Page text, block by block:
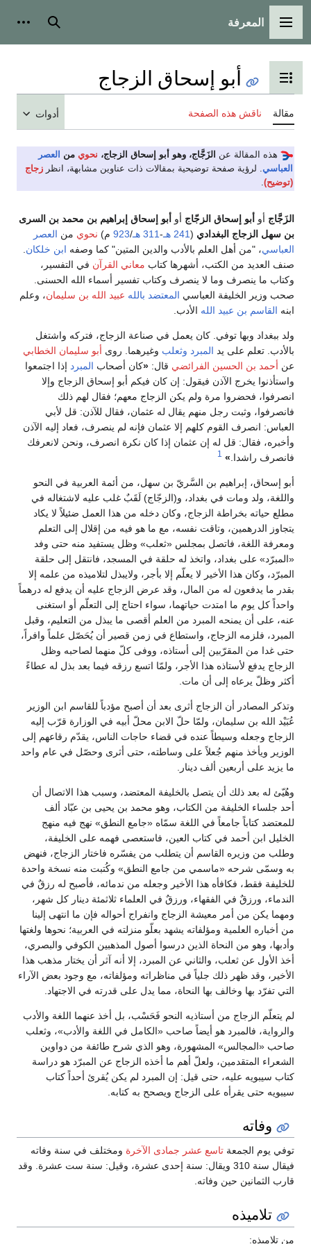
القائمة الرئيسية
المعرفة بحث
تبديل عرض جدول المحتويات
أبو إسحاق الزجاج
مقالة ناقش هذه الصفحة أدوات
هذه المقالة عن الزَجَّاج، وهو أبو إسحاق الزجاج، نحوي من العصر
العباسي. لرؤية صفحة توضيحية بمقالات ذات عناوين مشابهة، انظر زجاج
(توضيح).
الزَجَّاج أو أبو إسحاق الزجّاج أو أبو إسحاق إبراهيم بن محمد بن السرى
بن سهل الزجاج البغدادي ‏(241 هـ -
/
923 م‏) نحوي من العصر
العباسي، "من أهل العلم بالأدب والدين المتين" كما وصفه ابن خلكان
صنف العديد من الكتب، أشهرها كتاب معاني القرآن في التفسير،
وكتاب ما ينصرف وما لا ينصرف وكتاب تفسير أسماء الله الحسنى.
صحب وزير الخليفة العباسي المعتضد بالله عبيد الله بن سليمان، وعلم
ابنه القاسم بن عبيد الله الأدب.
ولد ببغداد وبها توفي. كان يعمل في صناعة الزجاج، فتركه واشتغل
بالأدب. تعلم على يد المبرد وثعلب وغيرهما. روى أبو سليمان الخطابي
عن أحمد بن الحسين الفرائضي قال: «كان أصحاب المبرد إذا اجتمعوا
واستأذنوا يخرج الآذن فيقول: إن كان فيكم أبو إسحاق الزجاج وإلا
انصرفوا، فحضروا مرة ولم يكن الزجاج معهم؛ فقال لهم ذلك
فانصرفوا، وثبت رجل منهم يقال له عثمان، فقال للآذن: قل لأبي
العباس: انصرف القوم كلهم إلا عثمان فإنه لم ينصرف، فعاد إليه الآذن
وأخبره، فقال: قل له إن عثمان إذا كان نكرة انصرف، ونحن لانعرفك
فانصرف راشدا. »
1
أبو إسحاق، إبراهيم بن السَّريّ بن سهل، من أئمة العربية في النحو
واللغة، ولد ومات في بغداد، و(الزجّاج) لَقَبٌ غلب عليه لاشتغاله في
مطلع حياته بخراطة الزجاج، وكان دخله من هذا العمل ضئيلاً لا يكاد
يتجاوز الدرهمين، وتاقت نفسه، مع ما هو فيه من إقلال إلى التعلم
ومعرفة اللغة، فاتصل بمجلس «ثعلب» وظل يستفيد منه حتى وفد
«المبرّد» على بغداد، واتخذ له حلقة في المسجد، فانتقل إلى حلقة
المبرّد، وكان هذا الأخير لا يعلّم إلا بأجر، ولايبذل لتلاميذه من علمه إلا
بقدر ما يدفعون له من المال، وقد عرض الزجاج عليه أن يدفع له درهماً
واحداً كل يوم ما امتدت حياتهما، سواء احتاج إلى التعلّم أو استغنى
عنه، على أن يمنحه المبرد من العلم أقصى ما يبذل من التعليم، وقبل
المبرد، فلزمه الزجاج، واستطاع في زمن قصير أن يُحَصّل علماً وافراً،
حتى غدا من المقرّبين إلى أستاذه، ووفى كلّ منهما لصاحبه وظل
الزجاج يدفع لأستاذه هذا الأجر، ولمّا اتسع رزقه فيما بعد بذل له عطاءً
أكثر وظلّ يرعاه إلى أن مات.
وتذكر المصادر أن الزجاج أثرى بعد أن أصبح مؤدباً للقاسم ابن الوزير
عُبَيْد الله بن سليمان، ولمّا حلّ الابن محلّ أبيه في الوزارة قرّب إليه
الزجاج وجعله وسيطاً عنده في قضاء حاجات الناس، يقدّم رقاعهم إلى
الوزير ويأخذ منهم جُعلاً على وساطته، حتى أثرى وحصّل في عام واحد
ما يزيد على أربعين ألف دينار.
وهُيّئ له بعد ذلك أن يتصل بالخليفة المعتضد، وسبب هذا الاتصال أن
أحد جلساء الخليفة من الكتاب، وهو محمد بن يحيى بن عبّاد ألف
للمعتضد كتاباً جامعاً في اللغة سمّاه «جامع النطق» نهج فيه منهج
الخليل ابن أحمد في كتاب العين، فاستعصى فهمه على الخليفة،
وطلب من وزيره القاسم أن يتطلب من يفسّره فاختار الزجاج، فنهض
به وسمّى شرحه «ماسمي من جامع النطق» وكُتبت منه نسخة واحدة
للخليفة فقط، فكافأه هذا الأخير وجعله من ندمائه، فأصبح له رزقٌ في
الندماء، ورزقٌ في الفقهاء، ورزقٌ في العلماء ثلاثمئة دينار كل شهر،
ومهما يكن من أمر معيشة الزجاج وانفراج أحواله فإن ما انتهى إلينا
من أخباره العلمية ومؤلفاته يشهد بعلّو منزلته في العربية؛ نحوها ولغتها
وأدبها، وهو من النحاة الذين درسوا أصول المذهبين الكوفي والبصري،
أخذ الأول عن ثعلب، والثاني عن المبرد، إلا أنه آثر أن يختار مذهب هذا
الأخير، وقد ظهر ذلك جلياً في مناظراته ومؤلفاته، مع وجود بعض الآراء
التي تفرّد بها وخالف بها النحاة، مما يدل على قدرته في الاجتهاد.
لم يتعلّم الزجاج من أستاذيه النحو فَحَسْب، بل أخذ عنهما اللغة والأدب
والرواية، فالمبرد هو أيضاً صاحب «الكامل في اللغة والأدب»، وثعلب
صاحب «المجالس» المشهورة، وهو الذي شرح طائفة من دواوين
الشعراء المتقدمين، ولعلّ أهم ما أخذه الزجاج عن المبرّد هو دراسة
كتاب سيبويه عليه، حتى قيل: إن المبرد لم يكن يُقرئ أحداً كتاب
سيبويه حتى يقرأه على الزجاج ويصحح به كتابه.
وفاته
توفي يوم الجمعة تاسع عشر جمادى الآخرة ومختلف في سنة وفاته
فيقال سنة 310 ويقال: سنة إحدى عشرة، وقيل: سنة ست عشرة. وقد
قارب الثمانين حين وفاته.
تلاميذه
من تلاميذه: